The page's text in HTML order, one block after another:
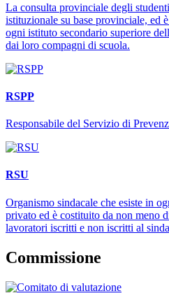
La consulta provinciale degli
istituzionale su base provinciale, ed
ogni istituto secondario superiore
dai loro compagni di scuola.
RSPP
Responsabile del Servizio di
RSU
Organismo sindacale che esiste in
privato ed è costituito da non meno
lavoratori iscritti e non iscritti al
Commissione